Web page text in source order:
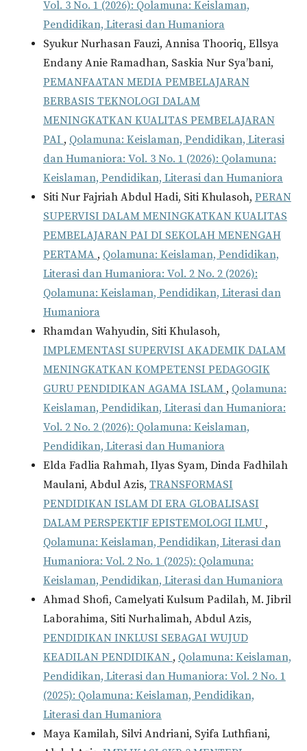
Vol. 3 No. 1 (2026): Qolamuna: Keislaman,
Pendidikan, Literasi dan Humaniora
Syukur Nurhasan Fauzi, Annisa Thooriq, Ellsya
Endany Anie Ramadhan, Saskia Nur Sya’bani,
PEMANFAATAN MEDIA PEMBELAJARAN
BERBASIS TEKNOLOGI DALAM
MENINGKATKAN KUALITAS PEMBELAJARAN
PAI , Qolamuna: Keislaman, Pendidikan, Literasi
dan Humaniora: Vol. 3 No. 1 (2026): Qolamuna:
Keislaman, Pendidikan, Literasi dan Humaniora
Siti Nur Fajriah Abdul Hadi, Siti Khulasoh, PERAN
SUPERVISI DALAM MENINGKATKAN KUALITAS
PEMBELAJARAN PAI DI SEKOLAH MENENGAH
PERTAMA , Qolamuna: Keislaman, Pendidikan,
Literasi dan Humaniora: Vol. 2 No. 2 (2026):
Qolamuna: Keislaman, Pendidikan, Literasi dan
Humaniora
Rhamdan Wahyudin, Siti Khulasoh,
IMPLEMENTASI SUPERVISI AKADEMIK DALAM
MENINGKATKAN KOMPETENSI PEDAGOGIK
GURU PENDIDIKAN AGAMA ISLAM , Qolamuna:
Keislaman, Pendidikan, Literasi dan Humaniora:
Vol. 2 No. 2 (2026): Qolamuna: Keislaman,
Pendidikan, Literasi dan Humaniora
Elda Fadlia Rahmah, Ilyas Syam, Dinda Fadhilah
Maulani, Abdul Azis, TRANSFORMASI
PENDIDIKAN ISLAM DI ERA GLOBALISASI
DALAM PERSPEKTIF EPISTEMOLOGI ILMU ,
Qolamuna: Keislaman, Pendidikan, Literasi dan
Humaniora: Vol. 2 No. 1 (2025): Qolamuna:
Keislaman, Pendidikan, Literasi dan Humaniora
Ahmad Shofi, Camelyati Kulsum Padilah, M. Jibril
Laborahima, Siti Nurhalimah, Abdul Azis,
PENDIDIKAN INKLUSI SEBAGAI WUJUD
KEADILAN PENDIDIKAN , Qolamuna: Keislaman,
Pendidikan, Literasi dan Humaniora: Vol. 2 No. 1
(2025): Qolamuna: Keislaman, Pendidikan,
Literasi dan Humaniora
Maya Kamilah, Silvi Andriani, Syifa Luthfiani,